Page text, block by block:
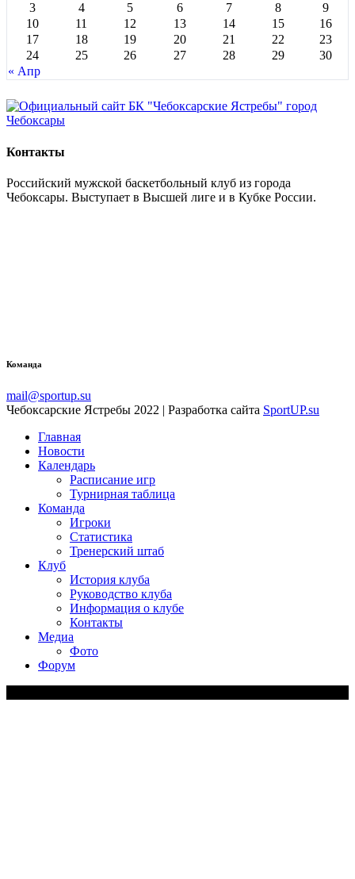
« Апр
3
4 5 6 7 8
9
10
11 12 13 14 15
16
17
18 19 20 21 22
23
24
25 26 27 28 29 30
Контакты
Российский мужской баскетбольный клуб из города
Чебоксары. Выступает в Высшей лиге и в Кубке России.
Команда
mail@sportup.su
Чебоксарские Ястребы 2022 | Разработка сайта SportUP.su
Главная
Новости
Календарь
Расписание игр
Турнирная таблица
Команда
Игроки
Статистика
Тренерский штаб
Клуб
История клуба
Руководство клуба
Информация о клубе
Контакты
Медиа
Фото
Форум